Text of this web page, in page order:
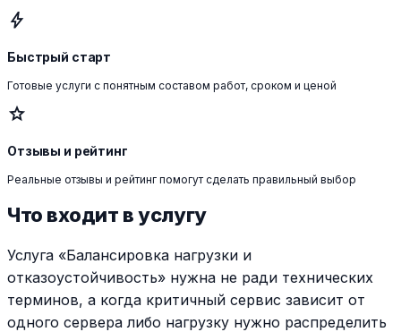
bolt
Быстрый старт
Готовые услуги с понятным составом работ, сроком и ценой
star
Отзывы и рейтинг
Реальные отзывы и рейтинг помогут сделать правильный выбор
Что входит в услугу
Услуга «Балансировка нагрузки и
отказоустойчивость» нужна не ради технических
терминов, а когда критичный сервис зависит от
одного сервера либо нагрузку нужно распределить